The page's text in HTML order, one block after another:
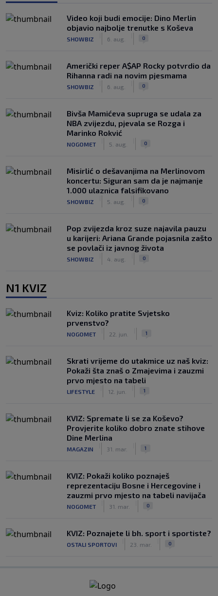
Video koji budi emocije: Dino Merlin
objavio najbolje trenutke s Koševa
SHOWBIZ 6. aug. 0
Američki reper A$AP Rocky potvrdio da
Rihanna radi na novim pjesmama
SHOWBIZ 6. aug. 0
Bivša Mamićeva supruga se udala za
NBA zvijezdu, pjevala se Rozga i
Marinko Rokvić
NOGOMET 5. aug. 0
Misirlić o dešavanjima na Merlinovom
koncertu: Siguran sam da je najmanje
1.000 ulaznica falsifikovano
SHOWBIZ 5. aug. 0
Pop zvijezda kroz suze najavila pauzu
u karijeri: Ariana Grande pojasnila zašto
se povlači iz javnog života
SHOWBIZ 4. aug. 0
N1 KVIZ
Kviz: Koliko pratite Svjetsko
prvenstvo?
NOGOMET 22. jun. 1
Skrati vrijeme do utakmice uz naš kviz:
Pokaži šta znaš o Zmajevima i zauzmi
prvo mjesto na tabeli
LIFESTYLE 12. jun. 1
KVIZ: Spremate li se za Koševo?
Provjerite koliko dobro znate stihove
Dine Merlina
MAGAZIN 31. mar. 1
KVIZ: Pokaži koliko poznaješ
reprezentaciju Bosne i Hercegovine i
zauzmi prvo mjesto na tabeli navijača
NOGOMET 31. mar. 0
KVIZ: Poznajete li bh. sport i sportiste?
OSTALI SPORTOVI 23. mar. 0